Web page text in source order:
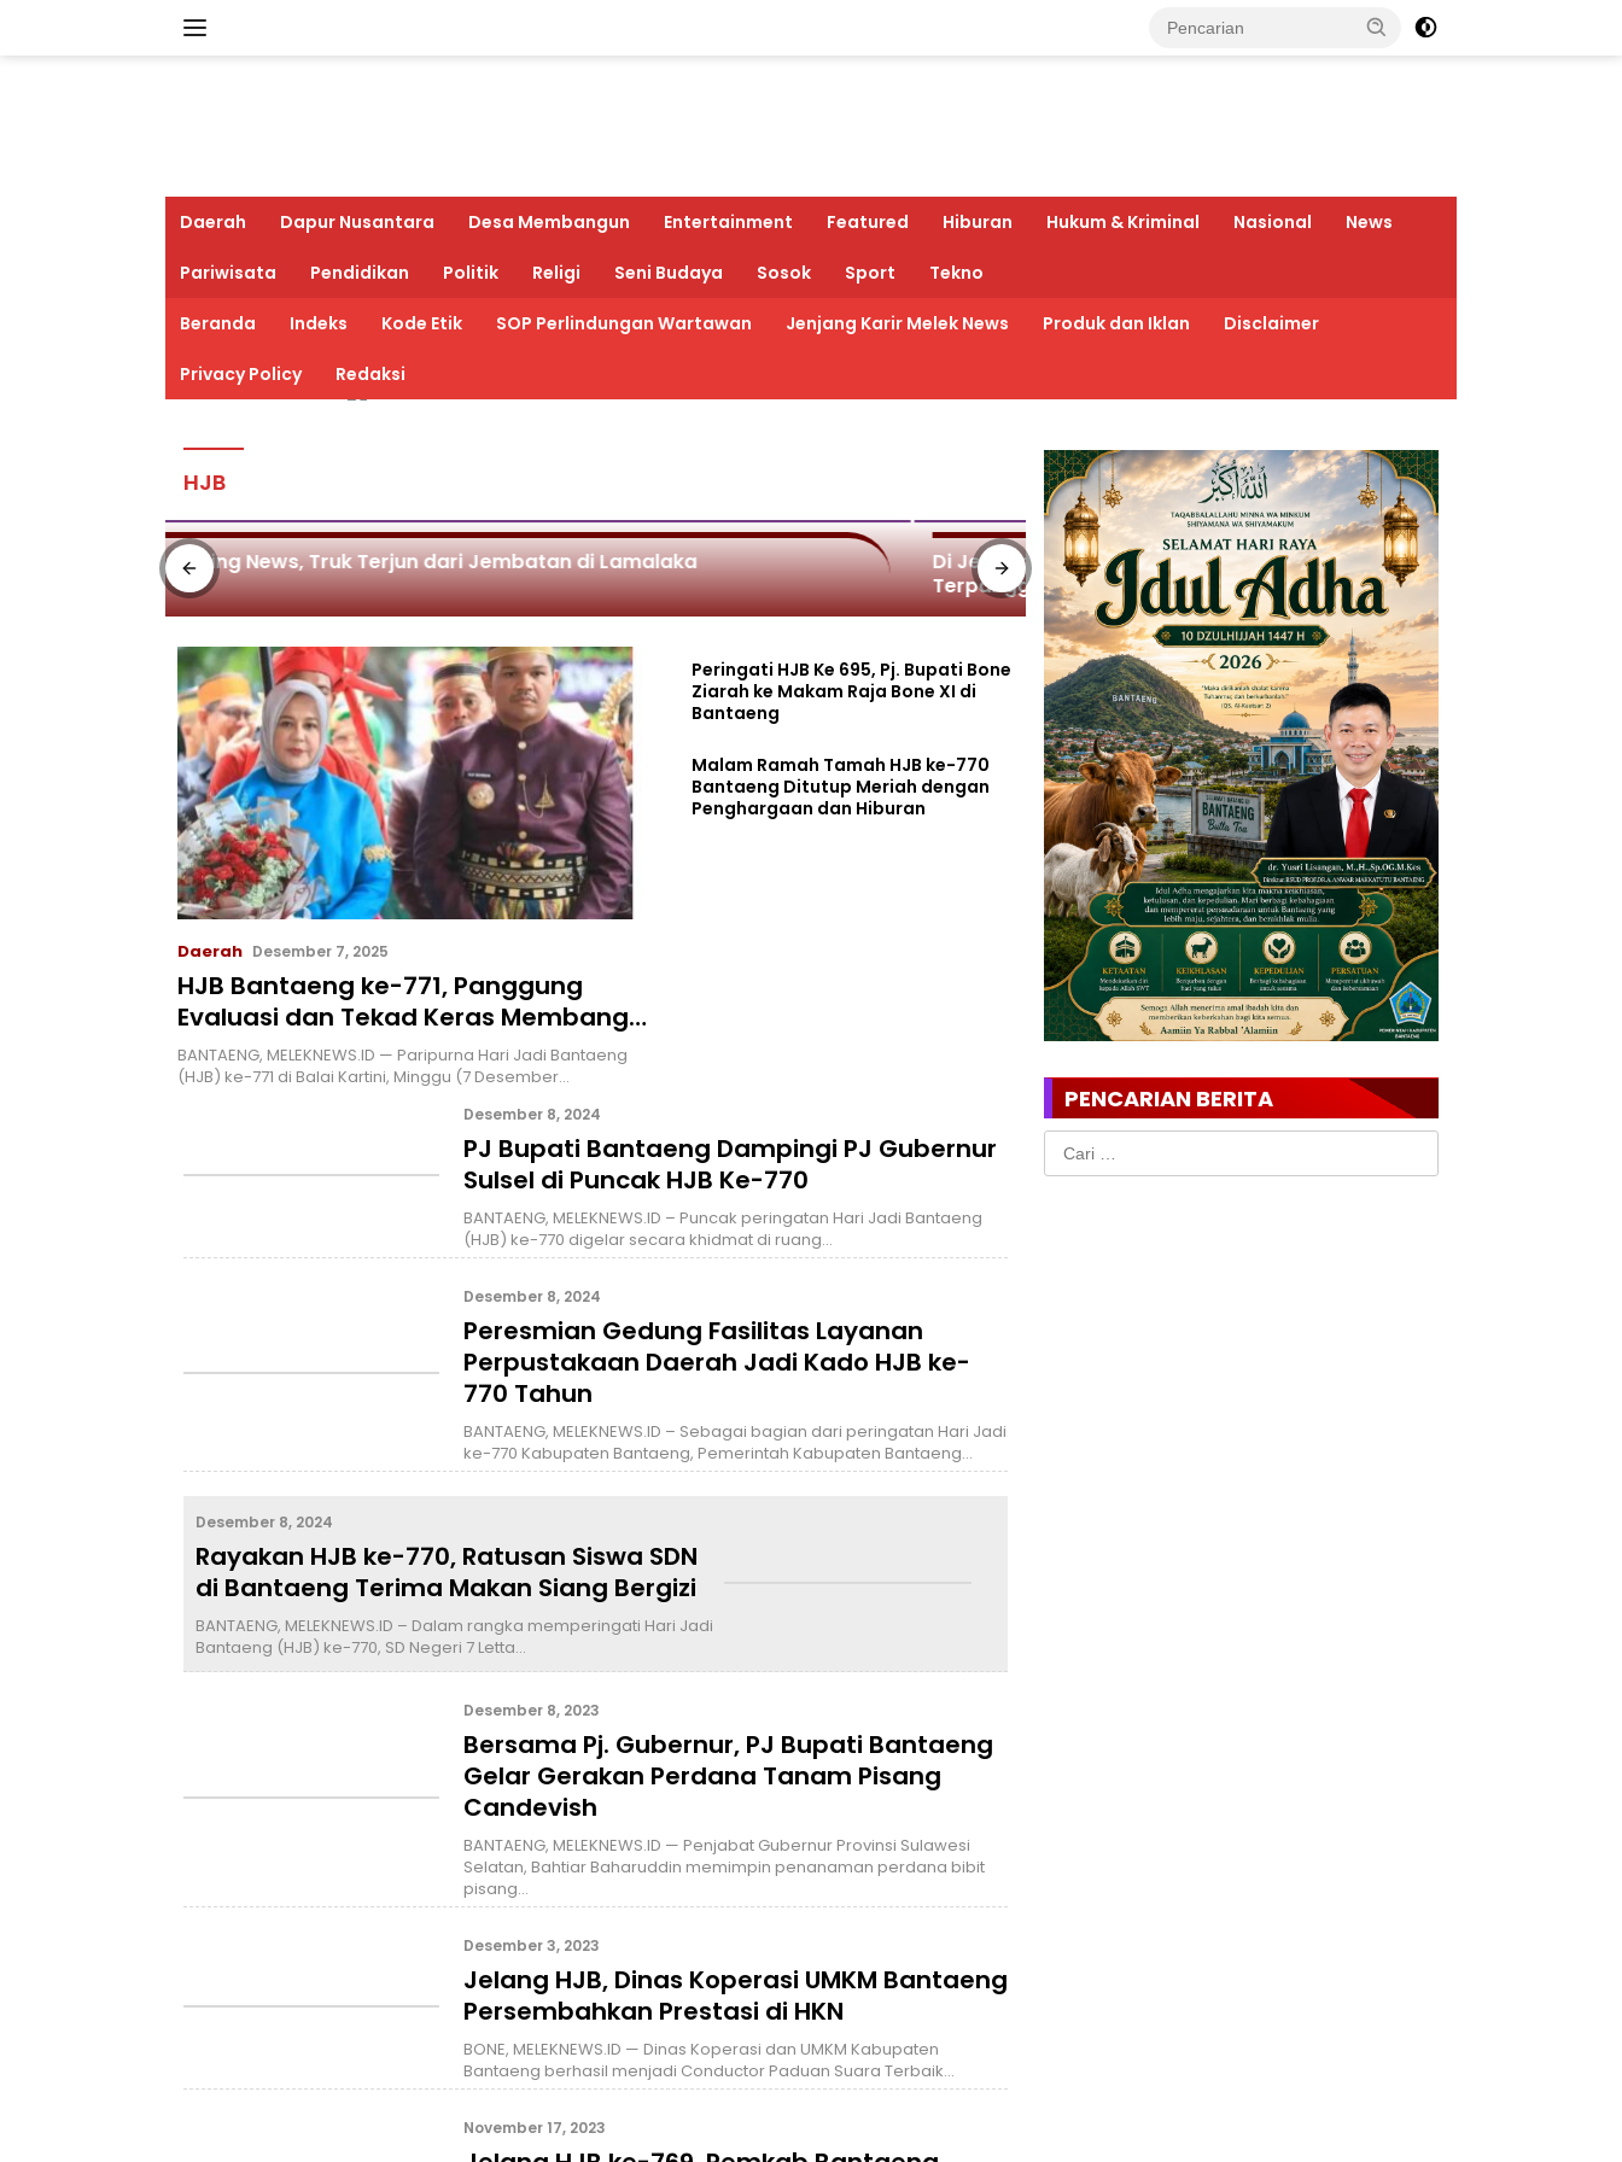
Daerah Dapur Nusantara Desa Membangun Entertainment Featured Hiburan Hukum & Kriminal Nasional News
Pariwisata Pendidikan Politik Religi Seni Budaya Sosok Sport Tekno
Beranda Indeks Kode Etik SOP Perlindungan Wartawan Jenjang Karir Melek News Produk dan Iklan Disclaimer
Privacy Policy Redaksi
HJB
Di Jeneponto, Tiga Rumah Hangus Terbakar, Satu Gadis Tewas
Terpanggang
Kondisi Mayat Nenek 85 Tahun Diduga Korban Pembunuhan di
Daerah Desember 7, 2025
HJB Bantaeng ke-771, Panggung
Evaluasi dan Tekad Keras Membangun
Butta Toa
BANTAENG, MELEKNEWS.ID — Paripurna Hari Jadi Bantaeng
(HJB) ke-771 di Balai Kartini, Minggu (7 Desember…
Peringati HJB Ke 695, Pj. Bupati Bone
Ziarah ke Makam Raja Bone XI di
Bantaeng
Malam Ramah Tamah HJB ke-770
Bantaeng Ditutup Meriah dengan
Penghargaan dan Hiburan
Desember 8, 2024
PJ Bupati Bantaeng Dampingi PJ Gubernur
Sulsel di Puncak HJB Ke-770
BANTAENG, MELEKNEWS.ID – Puncak peringatan Hari Jadi Bantaeng
(HJB) ke-770 digelar secara khidmat di ruang…
Desember 8, 2024
Peresmian Gedung Fasilitas Layanan
Perpustakaan Daerah Jadi Kado HJB ke-
770 Tahun
BANTAENG, MELEKNEWS.ID – Sebagai bagian dari peringatan Hari Jadi
ke-770 Kabupaten Bantaeng, Pemerintah Kabupaten Bantaeng…
Desember 8, 2024
Rayakan HJB ke-770, Ratusan Siswa SDN
di Bantaeng Terima Makan Siang Bergizi
BANTAENG, MELEKNEWS.ID – Dalam rangka memperingati Hari Jadi
Bantaeng (HJB) ke-770, SD Negeri 7 Letta…
Desember 8, 2023
Bersama Pj. Gubernur, PJ Bupati Bantaeng
Gelar Gerakan Perdana Tanam Pisang
Candevish
BANTAENG, MELEKNEWS.ID — Penjabat Gubernur Provinsi Sulawesi
Selatan, Bahtiar Baharuddin memimpin penanaman perdana bibit
pisang…
Desember 3, 2023
Jelang HJB, Dinas Koperasi UMKM Bantaeng
Persembahkan Prestasi di HKN
BONE, MELEKNEWS.ID — Dinas Koperasi dan UMKM Kabupaten
Bantaeng berhasil menjadi Conductor Paduan Suara Terbaik…
November 17, 2023
PENCARIAN BERITA
Cari
untuk: